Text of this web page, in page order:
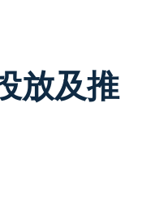
放及推